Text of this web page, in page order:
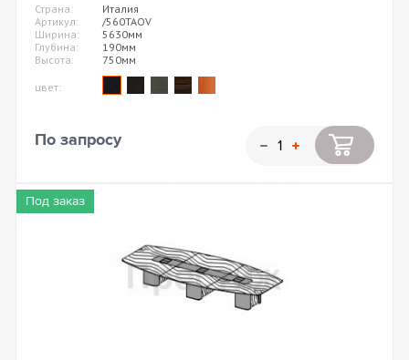
Страна:
Италия
Артикул:
/560TAOV
Ширина:
5630мм
Глубина:
190мм
Высота:
750мм
цвет:
По запросу
Под заказ